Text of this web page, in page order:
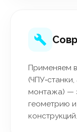
Применяем
монтажа) —
геометрию
конструкций.